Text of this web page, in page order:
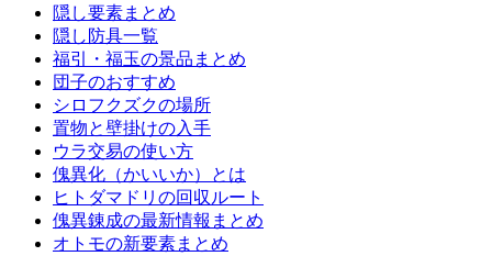
隠し要素まとめ
隠し防具一覧
福引・福玉の景品まとめ
団子のおすすめ
シロフクズクの場所
置物と壁掛けの入手
ウラ交易の使い方
傀異化（かいいか）とは
ヒトダマドリの回収ルート
傀異錬成の最新情報まとめ
オトモの新要素まとめ